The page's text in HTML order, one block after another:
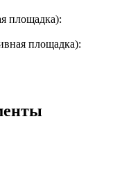
площадка):
площадка):